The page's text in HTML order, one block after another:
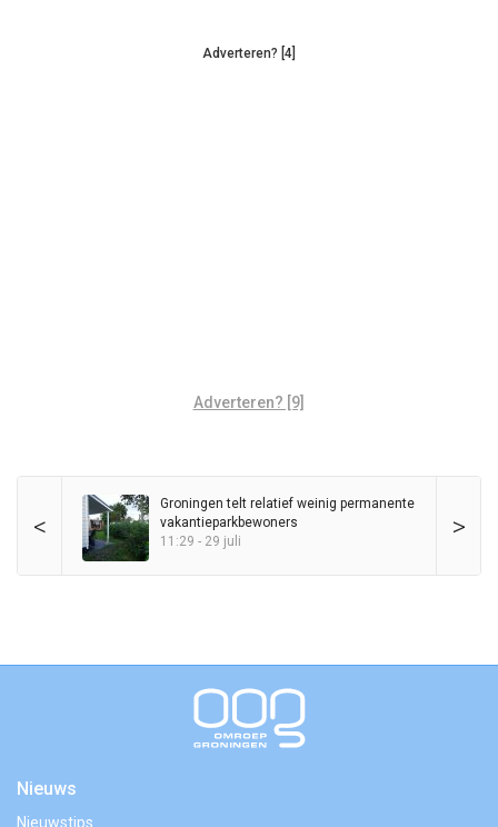
Adverteren? [4]
Adverteren? [9]
< >
Groningen telt relatief weinig permanente
vakantieparkbewoners
11:29 - 29 juli
Nieuws
Nieuwstips